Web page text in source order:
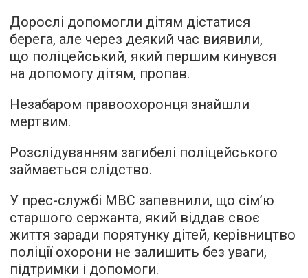
Дорослі допомогли дітям дістатися
берега, але через деякий час виявили,
що поліцейський, який першим кинувся
на допомогу дітям, пропав.
Незабаром правоохоронця знайшли
мертвим.
Розслідуванням загибелі поліцейського
займається слідство.
У прес-службі МВС запевнили, що сім’ю
старшого сержанта, який віддав своє
життя заради порятунку дітей, керівництво
поліції охорони не залишить без уваги,
підтримки і допомоги.